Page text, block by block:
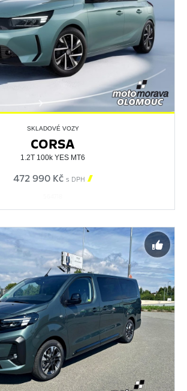
SKLADOVÉ VOZY
CORSA
1.2T 100k YES MT6
472 990 Kč s DPH 